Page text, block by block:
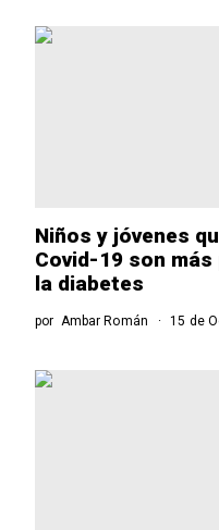
Niños y jóvenes
Covid-19 son
la diabetes
por Ambar Román 15 de